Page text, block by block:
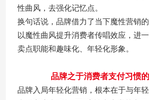
性曲风，去强化记忆点。
换句话说，品牌借力了当下魔性营销的
以魔性曲风提升消费者传唱效应，进
卖点职能和趣味化、年轻化形象。
品牌之于消费者支付习惯
品牌入局年轻化营销，根本在于与年